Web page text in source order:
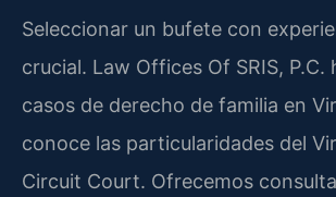
Seleccionar un bufete con
crucial. Law Offices Of SRIS, P.C.
casos de derecho de familia en
conoce las particularidades del
Circuit Court. Ofrecemos